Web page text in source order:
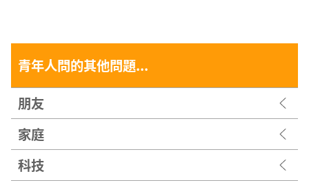
青年人問的其他問題...
朋友
家庭
科技